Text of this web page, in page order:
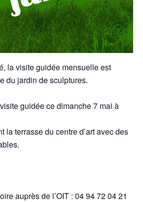
la visite guidée mensuelle est
du jardin de sculptures.
guidée ce dimanche 7 mai à
la terrasse du centre d’art avec des
auprès de l’OIT : 04 94 72 04 21